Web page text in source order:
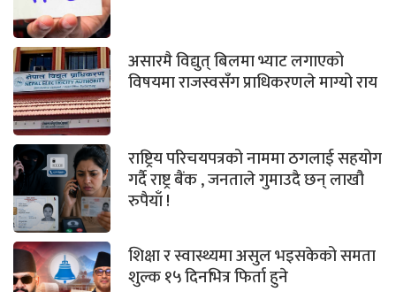
असारमै विद्युत् बिलमा भ्याट लगाएको
विषयमा राजस्वसँग प्राधिकरणले माग्यो राय
राष्ट्रिय परिचयपत्रको नाममा ठगलाई सहयोग
गर्दै राष्ट्र बैंक , जनताले गुमाउदै छन् लाखौ
रुपैयाँ !
शिक्षा र स्वास्थ्यमा असुल भइसकेको समता
शुल्क १५ दिनभित्र फिर्ता हुने